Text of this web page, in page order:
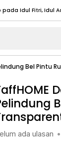
pada Idul Fitri
Selengkapnya
Selengkapnya
pada Idul Fitri
pada Idul Fitri
Bel Pintu
ada ulasan •